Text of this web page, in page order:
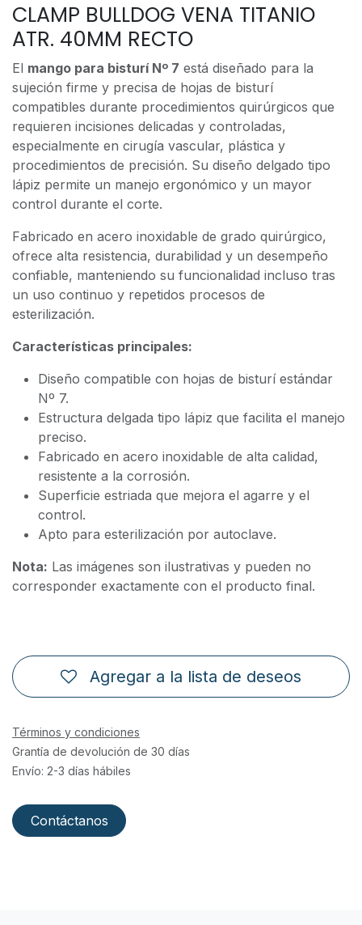
CLAMP BULLDOG VENA TITANIO
ATR. 40MM RECTO
El mango para bisturí Nº 7 está diseñado para la
sujeción firme y precisa de hojas de bisturí
compatibles durante procedimientos quirúrgicos que
requieren incisiones delicadas y controladas,
especialmente en cirugía vascular, plástica y
procedimientos de precisión. Su diseño delgado tipo
lápiz permite un manejo ergonómico y un mayor
control durante el corte.
Fabricado en acero inoxidable de grado quirúrgico,
ofrece alta resistencia, durabilidad y un desempeño
confiable, manteniendo su funcionalidad incluso tras
un uso continuo y repetidos procesos de
esterilización.
Características principales:
Diseño compatible con hojas de bisturí estándar
Nº 7.
Estructura delgada tipo lápiz que facilita el manejo
preciso.
Fabricado en acero inoxidable de alta calidad,
resistente a la corrosión.
Superficie estriada que mejora el agarre y el
control.
Apto para esterilización por autoclave.
Nota: Las imágenes son ilustrativas y pueden no
corresponder exactamente con el producto final.
Agregar a la lista de deseos
Términos y condiciones
Grantía de devolución de 30 días
Envío: 2-3 días hábiles
Contáctanos